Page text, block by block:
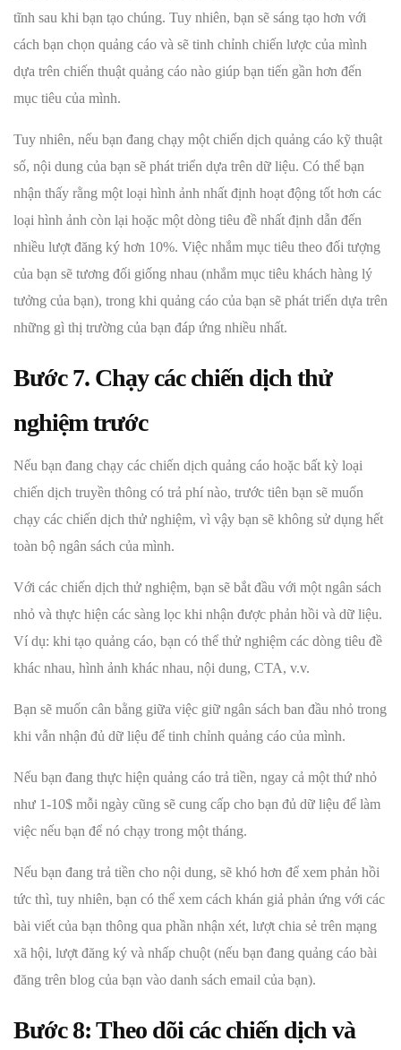
tĩnh sau khi bạn tạo chúng. Tuy nhiên, bạn sẽ sáng tạo hơn với
cách bạn chọn quảng cáo và sẽ tinh chỉnh chiến lược của mình
dựa trên chiến thuật quảng cáo nào giúp bạn tiến gần hơn đến
mục tiêu của mình.
Tuy nhiên, nếu bạn đang chạy một chiến dịch quảng cáo kỹ thuật
số, nội dung của bạn sẽ phát triển dựa trên dữ liệu. Có thể bạn
nhận thấy rằng một loại hình ảnh nhất định hoạt động tốt hơn các
loại hình ảnh còn lại hoặc một dòng tiêu đề nhất định dẫn đến
nhiều lượt đăng ký hơn 10%. Việc nhắm mục tiêu theo đối tượng
của bạn sẽ tương đối giống nhau (nhắm mục tiêu khách hàng lý
tưởng của bạn), trong khi quảng cáo của bạn sẽ phát triển dựa trên
những gì thị trường của bạn đáp ứng nhiều nhất.
Bước 7. Chạy các chiến dịch thử
nghiệm trước
Nếu bạn đang chạy các chiến dịch quảng cáo hoặc bất kỳ loại
chiến dịch truyền thông có trả phí nào, trước tiên bạn sẽ muốn
chạy các chiến dịch thử nghiệm, vì vậy bạn sẽ không sử dụng hết
toàn bộ ngân sách của mình.
Với các chiến dịch thử nghiệm, bạn sẽ bắt đầu với một ngân sách
nhỏ và thực hiện các sàng lọc khi nhận được phản hồi và dữ liệu.
Ví dụ: khi tạo quảng cáo, bạn có thể thử nghiệm các dòng tiêu đề
khác nhau, hình ảnh khác nhau, nội dung, CTA, v.v.
Bạn sẽ muốn cân bằng giữa việc giữ ngân sách ban đầu nhỏ trong
khi vẫn nhận đủ dữ liệu để tinh chỉnh quảng cáo của mình.
Nếu bạn đang thực hiện quảng cáo trả tiền, ngay cả một thứ nhỏ
như 1-10$ mỗi ngày cũng sẽ cung cấp cho bạn đủ dữ liệu để làm
việc nếu bạn để nó chạy trong một tháng.
Nếu bạn đang trả tiền cho nội dung, sẽ khó hơn để xem phản hồi
tức thì, tuy nhiên, bạn có thể xem cách khán giả phản ứng với các
bài viết của bạn thông qua phần nhận xét, lượt chia sẻ trên mạng
xã hội, lượt đăng ký và nhấp chuột (nếu bạn đang quảng cáo bài
đăng trên blog của bạn vào danh sách email của bạn).
Bước 8: Theo dõi các chiến dịch và